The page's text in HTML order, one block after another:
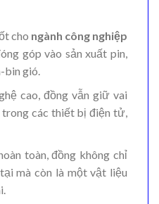
cho ngành công nghiệp
góp vào sản xuất pin,
gió.
cao, đồng vẫn giữ vai
các thiết bị điện tử,
toàn, đồng không chỉ
mà còn là một vật liệu